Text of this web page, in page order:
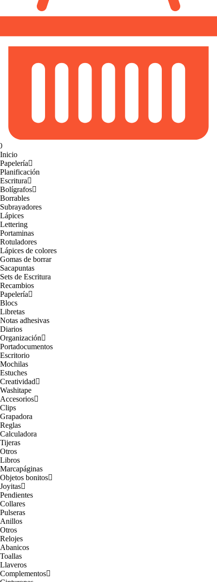
Inicio
Papelería
Planificación
Escritura
Bolígrafos
Borrables
Subrayadores
Lápices
Lettering
Portaminas
Rotuladores
Lápices de colores
Gomas de borrar
Sacapuntas
Sets de Escritura
Recambios
Papelería
Blocs
Libretas
Notas adhesivas
Diarios
Organización
Portadocumentos
Escritorio
Mochilas
Estuches
Creatividad
Washitape
Accesorios
Clips
Grapadora
Reglas
Calculadora
Tijeras
Otros
Libros
Marcapáginas
Objetos bonitos
Joyitas
Pendientes
Collares
Pulseras
Anillos
Otros
Relojes
Abanicos
Toallas
Llaveros
Complementos